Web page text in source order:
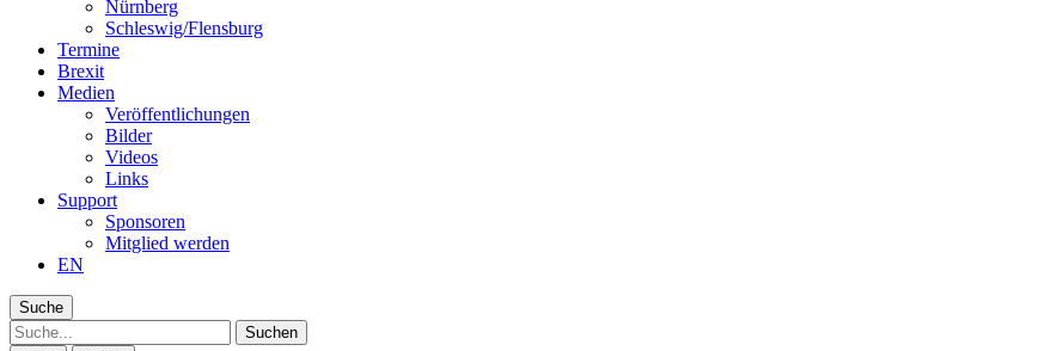
Nürnberg
Schleswig/Flensburg
Termine
Brexit
Medien
Veröffentlichungen
Bilder
Videos
Links
Support
Sponsoren
Mitglied werden
EN
Suche
Suche